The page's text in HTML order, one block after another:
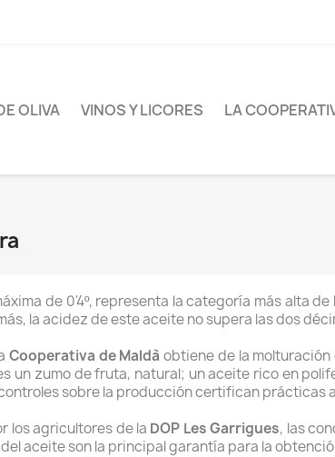
OLIVA VINOS Y LICORES LA
de 0'4º, representa la categoría más alta
la acidez de este aceite no supera las dos
Cooperativa de Maldà obtiene de la
un zumo de fruta, natural; un aceite rico en
sobre la producción certifican
los agricultores de la DOP Les Garrigues, las
aceite son la principal garantía para la